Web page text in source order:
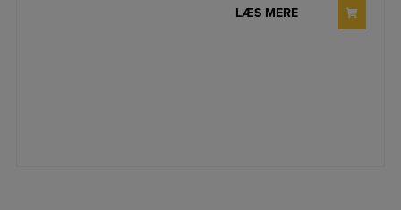
LÆS MERE